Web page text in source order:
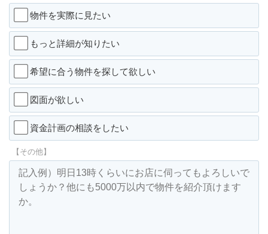
物件を実際に見たい
もっと詳細が知りたい
希望に合う物件を探して欲しい
図面が欲しい
資金計画の相談をしたい
【その他】